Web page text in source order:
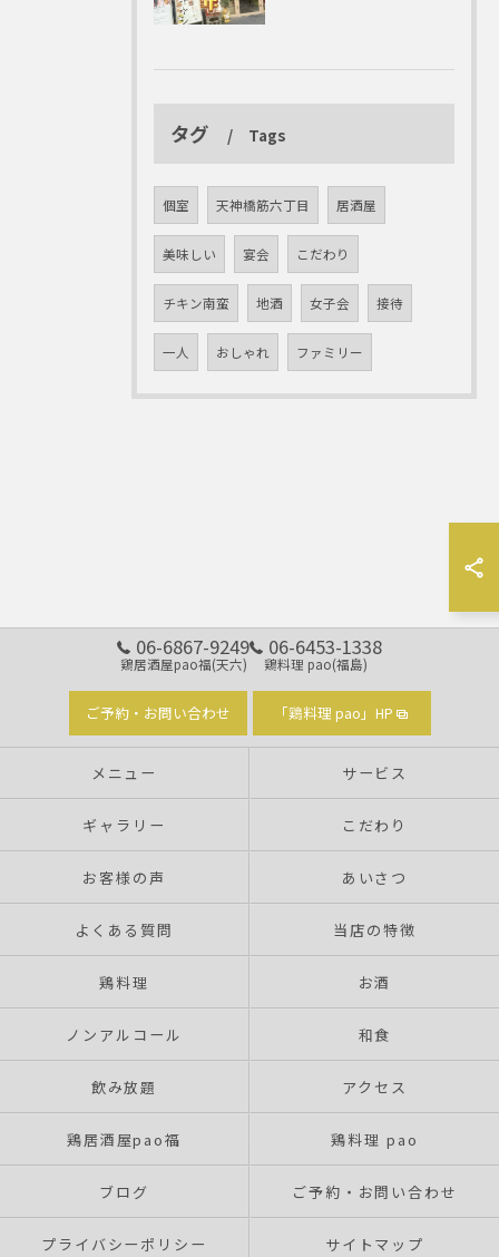
タグ Tags
個室 天神橋筋六丁目 居酒屋
美味しい 宴会 こだわり
チキン南蛮 地酒 女子会 接待
一人 おしゃれ ファミリー
06-6867-9249
鶏居酒屋pao福(天六)
06-6453-1338
鶏料理 pao(福島)
ご予約・お問い合わせ 「鶏料理 pao」HP
メニュー サービス
ギャラリー こだわり
お客様の声 あいさつ
よくある質問 当店の特徴
鶏料理 お酒
ノンアルコール 和食
飲み放題 アクセス
鶏居酒屋pao福 鶏料理 pao
ブログ ご予約・お問い合わせ
プライバシーポリシー サイトマップ